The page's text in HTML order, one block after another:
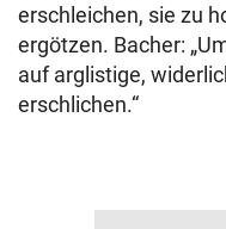
erschleichen, sie zu
ergötzen. Bacher:
auf arglistige,
erschlichen.“